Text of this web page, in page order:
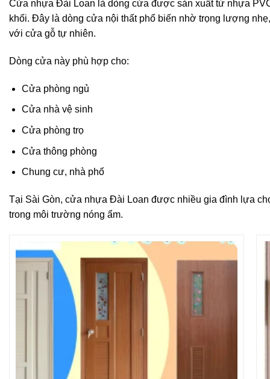
Cửa nhựa Đài Loan là dòng cửa được sản xuất từ nhựa
khối. Đây là dòng cửa nội thất phổ biến nhờ trọng lượng
với cửa gỗ tự nhiên.
Dòng cửa này phù hợp cho:
Cửa phòng ngủ
Cửa nhà vệ sinh
Cửa phòng trọ
Cửa thông phòng
Chung cư, nhà phố
Tại Sài Gòn, cửa nhựa Đài Loan được nhiều gia đình lựa
trong môi trường nóng ẩm.